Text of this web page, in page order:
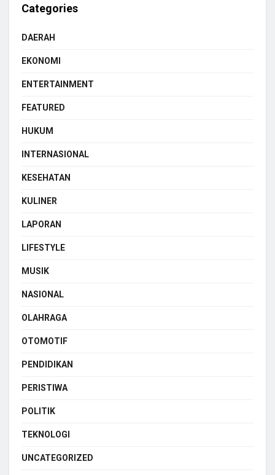
Categories
DAERAH
EKONOMI
ENTERTAINMENT
FEATURED
HUKUM
INTERNASIONAL
KESEHATAN
KULINER
LAPORAN
LIFESTYLE
MUSIK
NASIONAL
OLAHRAGA
OTOMOTIF
PENDIDIKAN
PERISTIWA
POLITIK
TEKNOLOGI
UNCATEGORIZED